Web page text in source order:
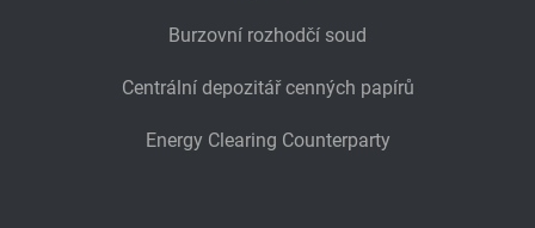
Burzovní rozhodčí soud
Centrální depozitář cenných papírů
Energy Clearing Counterparty